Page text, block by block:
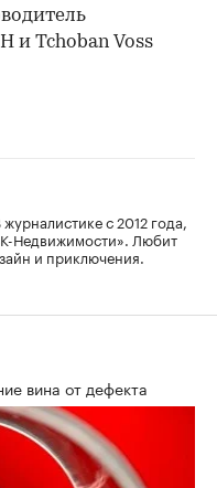
и Tchoban Voss
с 2012 года,
Недвижимости». Любит
и приключения.
вина от дефекта